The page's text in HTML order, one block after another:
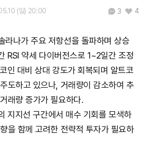
₩91,636,767(-0.45%)
(일) 20:00 3 4
라나가 주요 저항선을 돌파하며 상승
RSI 약세 다이버전스로 1~2일간 조정
인 대비 상대 강도가 회복되며 알트코
도하고 있으나, 거래량이 감소하여 추
래량 증가가 필요하다.
지선 구간에서 매수 기회를 모색하
을 함께 고려한 전략적 투자가 필요하